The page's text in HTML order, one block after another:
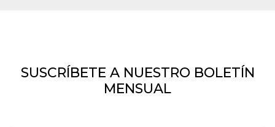
SUSCRÍBETE A NUESTRO BOLETÍN
MENSUAL